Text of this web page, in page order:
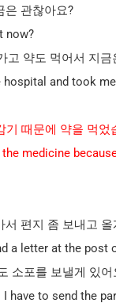
은 관찮아요?
now?
고 약도 먹어서 지
hospital and took
기 때문에 약을 먹었
medicine
서 편지 좀 보내고 올
a letter at the post
소포를 보낼게 있어
I have to send the